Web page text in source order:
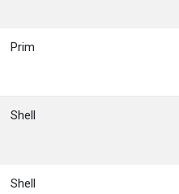
Prim
Shell
Shell